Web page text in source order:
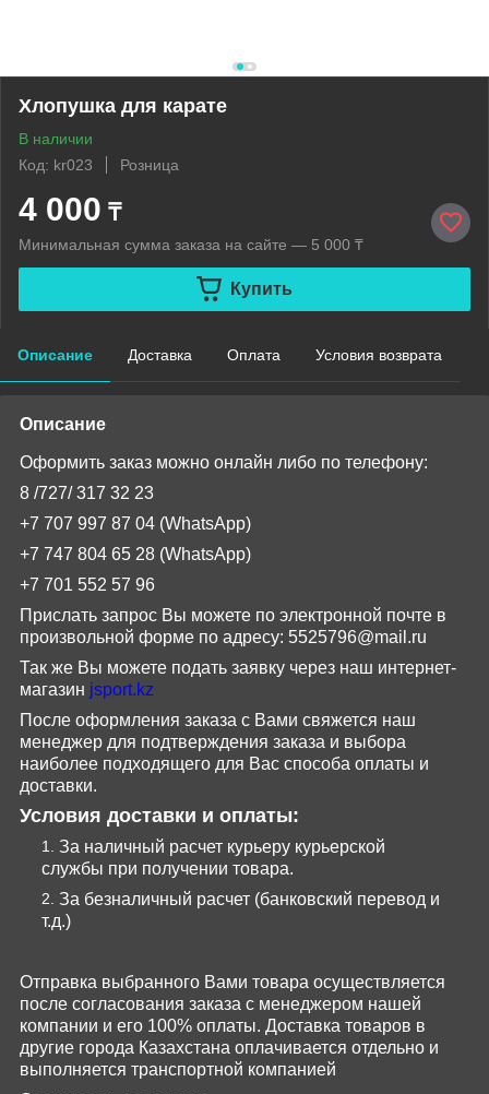
Хлопушка для карате
В наличии
Код: kr023
Розница
4 000 ₸
Минимальная сумма заказа на сайте — 5 000 ₸
Купить
Описание Доставка Оплата Условия возврата
Описание
Оформить заказ можно онлайн либо по телефону:
8 /727/ 317 32 23
+7 707 997 87 04 (WhatsApp)
+7 747 804 65 28 (WhatsApp)
+7 701 552 57 96
Прислать запрос Вы можете по электронной почте в
произвольной форме по адресу: 5525796@mail .ru
Так же Вы можете подать заявку через наш интернет-
магазин jsport.kz
После оформления заказа с Вами свяжется наш
менеджер для подтверждения заказа и выбора
наиболее подходящего для Вас способа оплаты и
доставки.
Условия доставки и оплаты:
За наличный расчет курьеру курьерской
службы при получении товара.
За безналичный расчет (банковский перевод и
т.д.)
Отправка выбранного Вами товара осуществляется
после согласования заказа с менеджером нашей
компании и его 100% оплаты. Доставка товаров в
другие города Казахстана оплачивается отдельно и
выполняется транспортной компанией